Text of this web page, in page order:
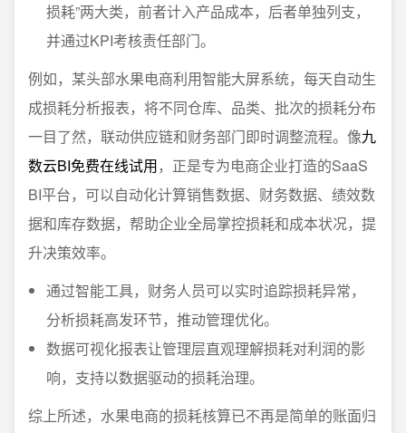
损耗”两大类，前者计入产品成本，后者单独列支，
并通过KPI考核责任部门。
例如，某头部水果电商利用智能大屏系统，每天自动生
成损耗分析报表，将不同仓库、品类、批次的损耗分布
一目了然，联动供应链和财务部门即时调整流程。像九
数云BI免费在线试用，正是专为电商企业打造的SaaS
BI平台，可以自动化计算销售数据、财务数据、绩效数
据和库存数据，帮助企业全局掌控损耗和成本状况，提
升决策效率。
通过智能工具，财务人员可以实时追踪损耗异常，
分析损耗高发环节，推动管理优化。
数据可视化报表让管理层直观理解损耗对利润的影
响，支持以数据驱动的损耗治理。
综上所述，水果电商的损耗核算已不再是简单的账面归